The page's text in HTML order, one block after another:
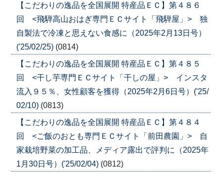
【こだわりの逸品を全国展開 特産品ＥＣ】第４８６
回 <飛騨高山おはぎ専門ＥＣサイト「飛騨屋」> 独
自製法で冷凍と思えない食感に（2025年2月13日号）
('25/02/25) (0814)
【こだわりの逸品を全国展開 特産品ＥＣ】第４８５
回 <干し芋専門ＥＣサイト「干しの屋」> インスタ
流入９５％、女性顧客を獲得（2025年2月6日号）('25/
02/10) (0813)
【こだわりの逸品を全国展開 特産品ＥＣ】第４８４
回 <ご飯のおとも専門ＥＣサイト「前田農園」> 自
家栽培野菜の加工品、メディア露出で評判に（2025年
1月30日号）('25/02/04) (0812)